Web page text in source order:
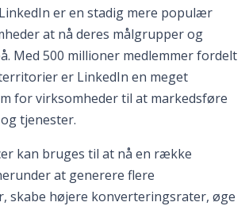
er en stadig mere populær
at nå deres målgrupper og
Med 500 millioner medlemmer fordelt
er LinkedIn en meget
for virksomheder til at markedsføre
tjenester.
kan bruges til at nå en række
at generere flere
skabe højere konverteringsrater, øge